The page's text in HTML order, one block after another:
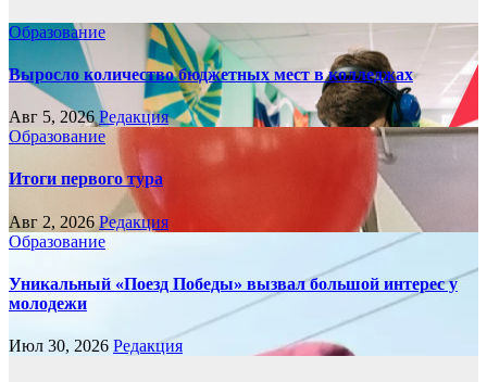
Образование
Выросло количество бюджетных мест в колледжах
Авг 5, 2026Редакция
Образование
Итоги первого тура
Авг 2, 2026 Редакция
Образование
Уникальный «Поезд Победы» вызвал большой интерес у
молодежи
Июл 30, 2026 Редакция